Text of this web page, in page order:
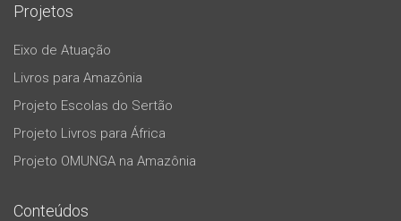
Projetos
Eixo de Atuação
Livros para Amazônia
Projeto Escolas do Sertão
Projeto Livros para África
Projeto OMUNGA na Amazônia
Conteúdos